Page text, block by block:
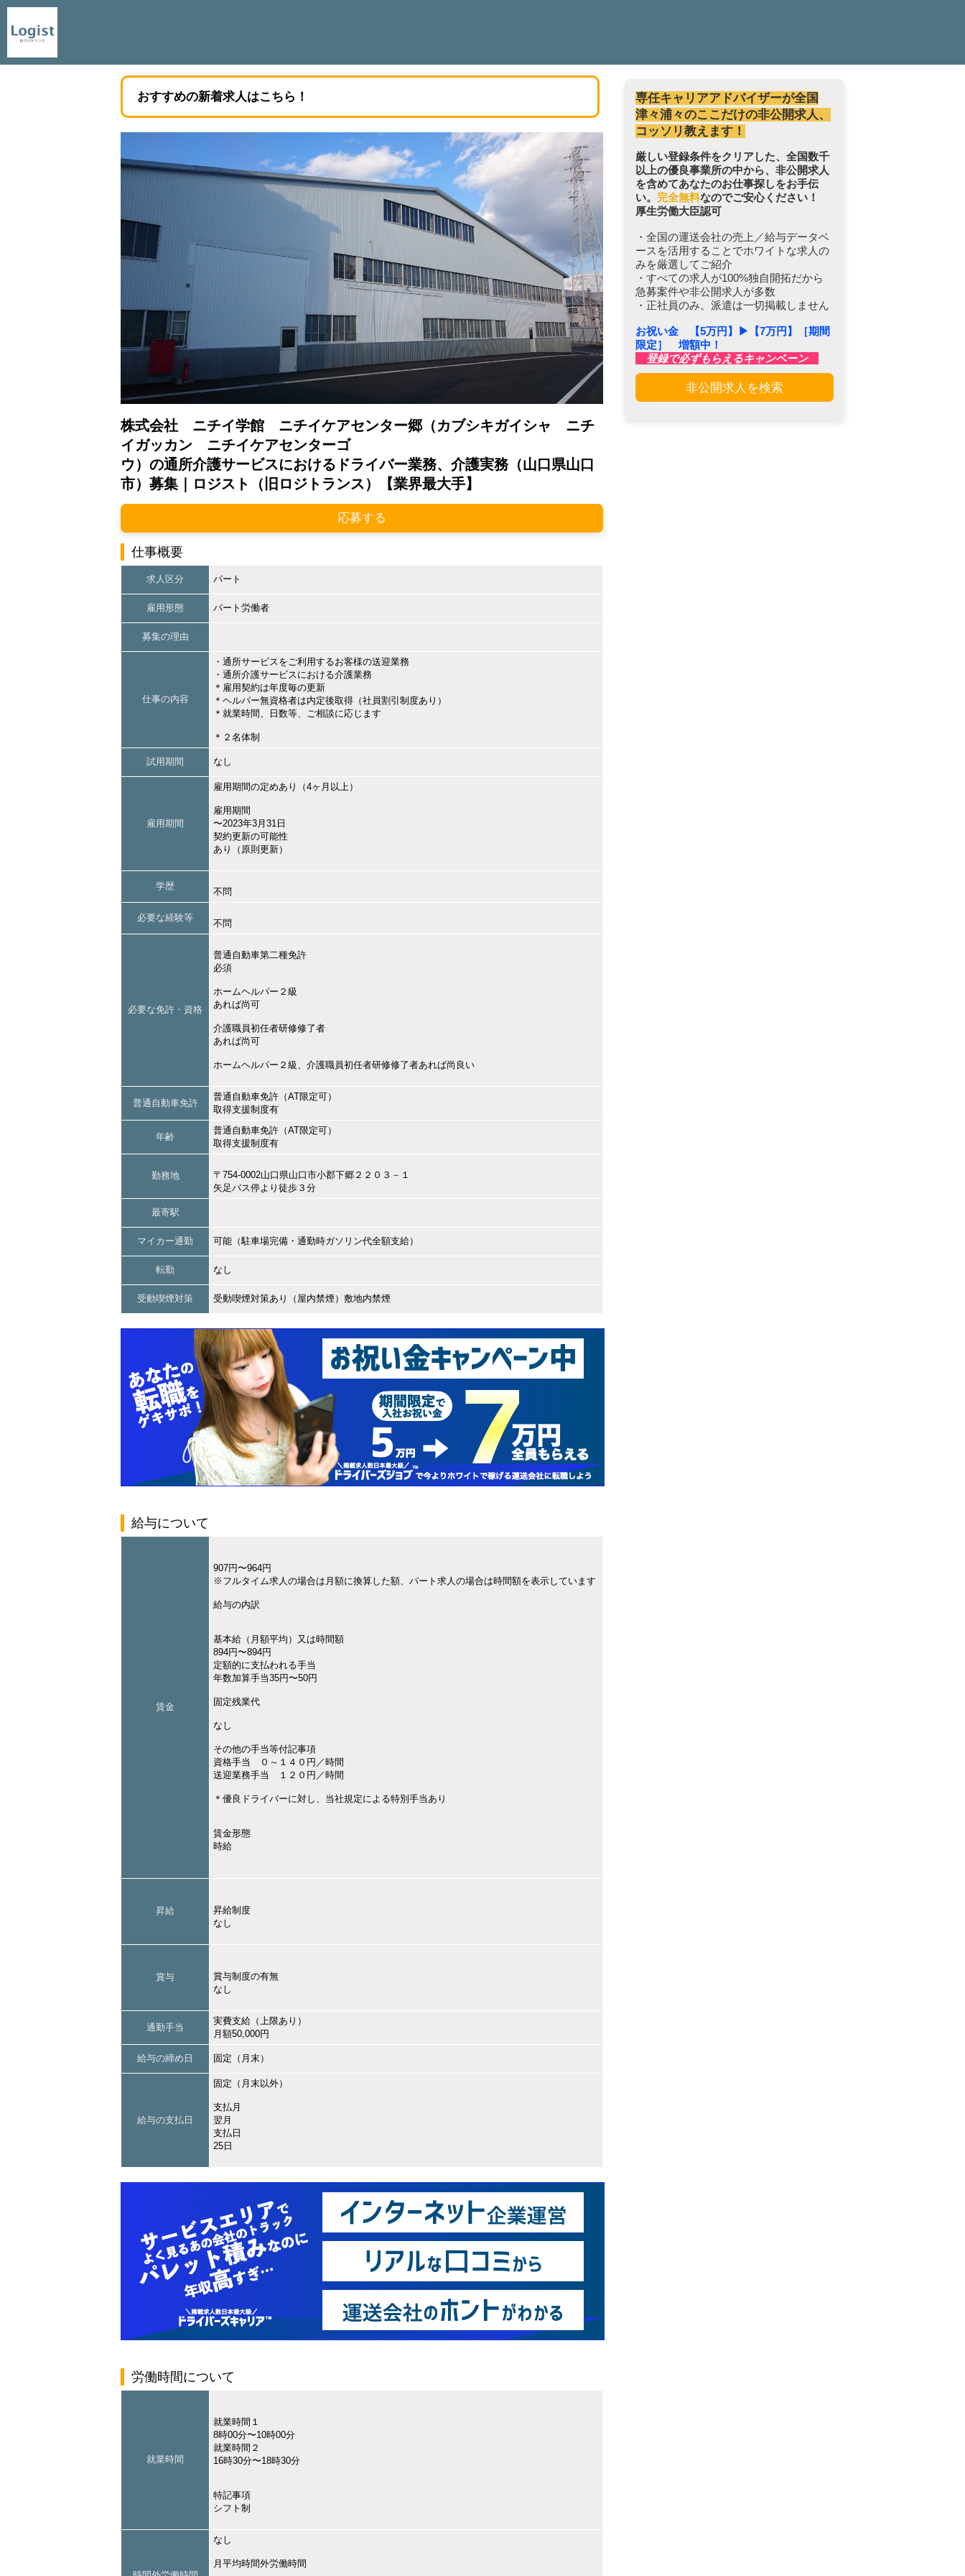
おすすめの新着求人はこちら！
株式会社 ニチイ学館 ニチイケアセンター郷（カブシキガイシャ ニチ
イガッカン ニチイケアセンターゴ
ウ）の通所介護サービスにおけるドライバー業務、介護実務（山口県山口
市）募集｜ロジスト（旧ロジトランス）【業界最大手】
応募する
仕事概要
求人区分 パート
雇用形態 パート労働者
募集の理由
仕事の内容
・通所サービスをご利用するお客様の送迎業務
・通所介護サービスにおける介護業務
＊雇用契約は年度毎の更新
＊ヘルパー無資格者は内定後取得（社員割引制度あり）
＊就業時間、日数等、ご相談に応じます
＊２名体制
試用期間 なし
雇用期間
雇用期間の定めあり（4ヶ月以上）
雇用期間
〜2023年3月31日
契約更新の可能性
あり（原則更新）
学歴
不問
必要な経験等
不問
必要な免許・資格
普通自動車第二種免許
必須
ホームヘルパー２級
あれば尚可
介護職員初任者研修修了者
あれば尚可
ホームヘルパー２級、介護職員初任者研修修了者あれば尚良い
普通自動車免許
普通自動車免許（AT限定可）
取得支援制度有
年齢
普通自動車免許（AT限定可）
取得支援制度有
勤務地
〒754-0002山口県山口市小郡下郷２２０３－１
矢足バス停より徒歩３分
最寄駅
マイカー通勤 可能（駐車場完備・通勤時ガソリン代全額支給）
転勤 なし
受動喫煙対策 受動喫煙対策あり（屋内禁煙）敷地内禁煙
給与について
賃金
907円〜964円
※フルタイム求人の場合は月額に換算した額、パート求人の場合は時間額を表示しています
給与の内訳
基本給（月額平均）又は時間額
894円〜894円
定額的に支払われる手当
年数加算手当35円〜50円
固定残業代
なし
その他の手当等付記事項
資格手当 ０～１４０円／時間
送迎業務手当 １２０円／時間
＊優良ドライバーに対し、当社規定による特別手当あり
賃金形態
時給
昇給
昇給制度
なし
賞与
賞与制度の有無
なし
通勤手当
実費支給（上限あり）
月額50,000円
給与の締め日 固定（月末）
給与の支払日
固定（月末以外）
支払月
翌月
支払日
25日
労働時間について
就業時間
就業時間１
8時00分〜10時00分
就業時間２
16時30分〜18時30分
特記事項
シフト制
なし
月平均時間外労働時間
専任キャリアアドバイザーが全国
津々浦々のここだけの非公開求人、
コッソリ教えます！
厳しい登録条件をクリアした、全国数千
以上の優良事業所の中から、非公開求人
を含めてあなたのお仕事探しをお手伝
い。 完全無料なのでご安心ください！
厚生労働大臣認可
・全国の運送会社の売上／給与データベ
ースを活用することでホワイトな求人の
みを厳選してご紹介
・すべての求人が100%独自開拓だから
急募案件や非公開求人が多数
・正社員のみ。派遣は一切掲載しません
お祝い金 【5万円】▶︎【7万円】［期間
限定］ 増額中！
登録で必ずもらえるキャンペーン
非公開求人を検索